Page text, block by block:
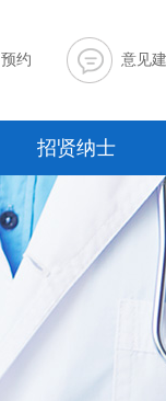
预约 意见
招贤纳士